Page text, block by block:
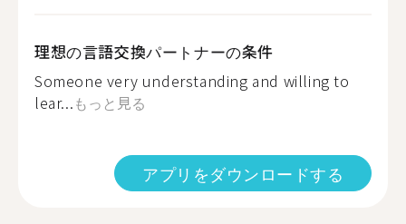
理想の言語交換パートナーの条件
Someone very understanding and willing to
lear...もっと見る
アプリをダウンロードする